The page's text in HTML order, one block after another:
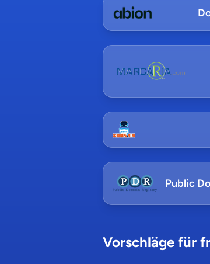
Public
Vorschläge für